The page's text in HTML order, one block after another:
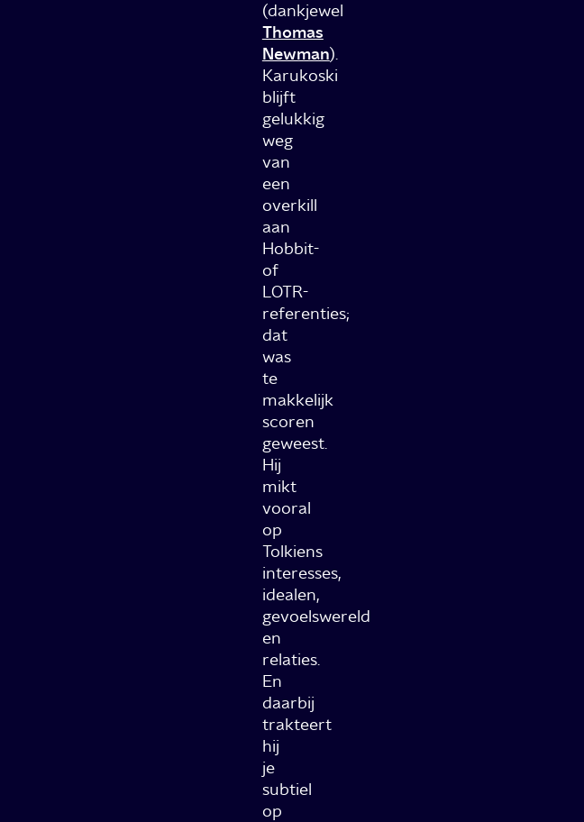
(dankjewel
Thomas
Newman).
Karukoski
blijft
gelukkig
weg
van
een
overkill
aan
Hobbit-
of
LOTR-
referenties;
dat
was
te
makkelijk
scoren
geweest.
Hij
mikt
vooral
op
Tolkiens
interesses,
idealen,
gevoelswereld
en
relaties.
En
daarbij
trakteert
hij
je
subtiel
op